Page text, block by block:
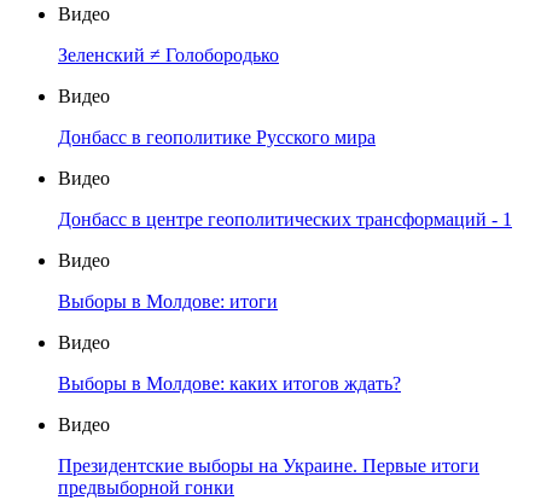
Видео
Зеленский ≠ Голобородько
Видео
Донбасс в геополитике Русского мира
Видео
Донбасс в центре геополитических трансформаций - 1
Видео
Выборы в Молдове: итоги
Видео
Выборы в Молдове: каких итогов ждать?
Видео
Президентские выборы на Украине. Первые итоги
предвыборной гонки